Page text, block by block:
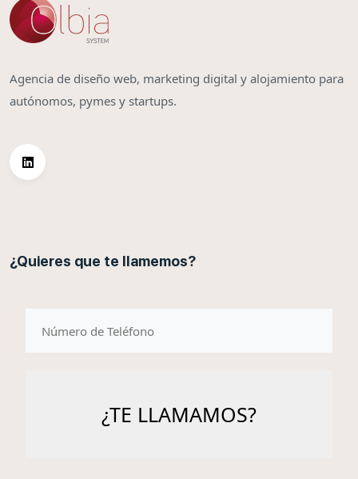
Agencia de diseño web, marketing digital y alojamiento para
autónomos, pymes y startups.
¿Quieres que te llamemos?